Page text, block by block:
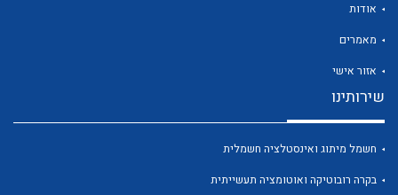
אודות
מאמרים
אזור אישי
שירותינו
חשמל מיתוג ואינסטלציה חשמלית
בקרה רובוטיקה ואוטומציה תעשייתית